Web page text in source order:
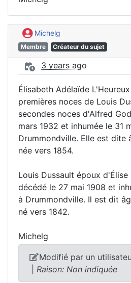
Michelg
Membre Créateur du sujet
3 years ago
Élisabeth Adélaïde
premières noces de Louis
secondes noces d'Alfred
mars 1932 et inhumée le 31
Drummondville. Elle est dite
née vers 1854.
Louis Dussault époux d'Élise
décédé le 27 mai 1908 et
à Drummondville. Il est dit
né vers 1842.
Michelg
Modifié par un
Raison: Non indiquée